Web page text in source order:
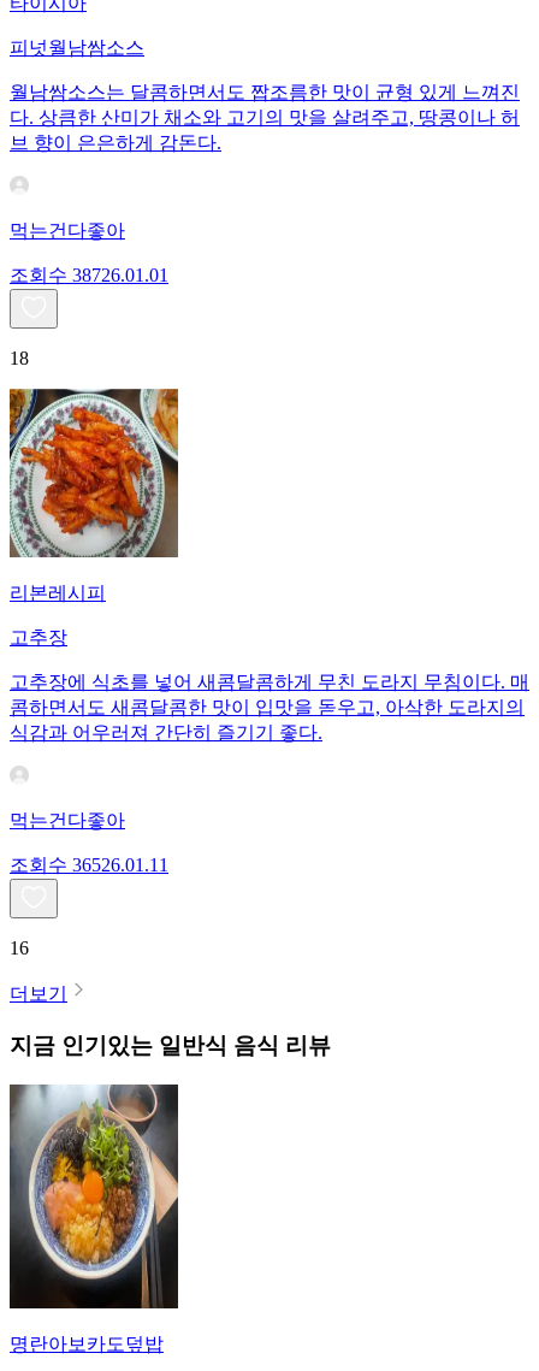
피넛월남쌈소스
월남쌈소스는 달콤하면서도 짭조름한 맛이 균형 있게 느껴진
다. 상큼한 산미가 채소와 고기의 맛을 살려주고, 땅콩이나 허
브 향이 은은하게 감돈다.
먹는건다좋아
조회수 38726.01.01
18
리본레시피
고추장
고추장에 식초를 넣어 새콤달콤하게 무친 도라지 무침이다. 매
콤하면서도 새콤달콤한 맛이 입맛을 돋우고, 아삭한 도라지의
식감과 어우러져 간단히 즐기기 좋다.
먹는건다좋아
조회수 36526.01.11
16
더보기
지금 인기있는 일반식 음식 리뷰
명란아보카도덮밥